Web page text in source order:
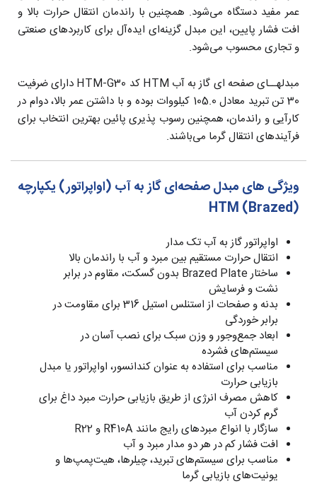
عمر مفید دستگاه می‌شود. همچنین با راندمان انتقال حرارت بالا و
افت فشار پایین، این مبدل گزینه‌ای ایده‌آل برای کاربردهای صنعتی
و تجاری محسوب می‌شود.
مبدلهــای صفحه ای گاز به آب HTM کد HTM-G30 دارای ضرفیت
30 تن تبرید معادل 105.0 کیلووات بوده و با داشتن عمر بالا، دوام در
کارآیی و راندمان، همچنین رسوب پذیری پائین بهترین انتخاب برای
فرآیندهای انتقال گرما می‌باشند.
ویژگی های مبدل صفحه‌ای گاز به آب (اواپراتور) یکپارچه
(Brazed) HTM
اواپراتور گاز به آب تک مدار
انتقال حرارت مستقیم بین مبرد و آب با راندمان بالا
ساختار Brazed Plate بدون گسکت، مقاوم در برابر
نشت و فرسایش
بدنه و صفحات از استنلس استیل 316 برای مقاومت در
برابر خوردگی
ابعاد جمع‌وجور و وزن سبک برای نصب آسان در
سیستم‌های فشرده
مناسب برای استفاده به عنوان کندانسور، اواپراتور یا مبدل
بازیابی حرارت
کاهش مصرف انرژی از طریق بازیابی حرارت مبرد داغ برای
گرم کردن آب
سازگار با انواع مبردهای رایج مانند R410A و R22
افت فشار کم در هر دو مدار مبرد و آب
مناسب برای سیستم‌های تبرید، چیلرها، هیت‌پمپ‌ها و
یونیت‌های بازیابی گرما